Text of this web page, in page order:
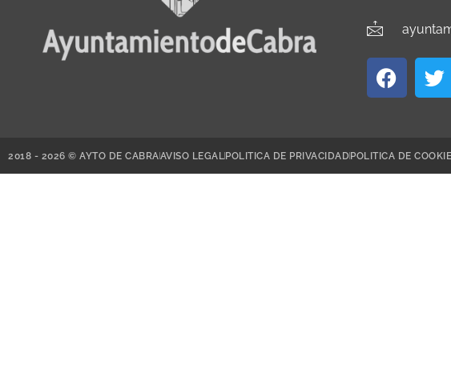
2018 - 2026 © AYTO DE CABRAAVISO LEGAL POLITICA DE PRIVACIDAD POLITICA DE